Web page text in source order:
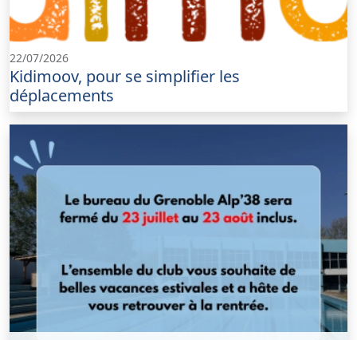
22/07/2026
Kidimoov, pour se simplifier les
déplacements